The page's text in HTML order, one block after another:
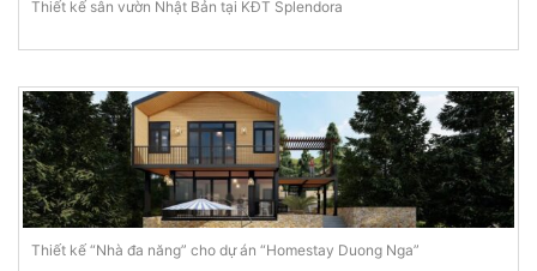
Thiết kế sân vườn Nhật Bản tại KĐT Splendora
Thiết kế “Nhà đa năng” cho dự án “Homestay Duong Nga”